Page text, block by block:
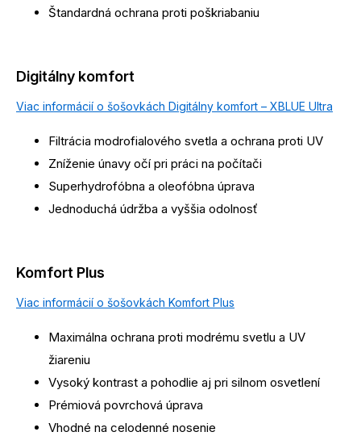
Štandardná ochrana proti poškriabaniu
Digitálny komfort
Viac informácií o šošovkách Digitálny komfort – XBLUE Ultra
Filtrácia modrofialového svetla a ochrana proti UV
Zníženie únavy očí pri práci na počítači
Superhydrofóbna a oleofóbna úprava
Jednoduchá údržba a vyššia odolnosť
Komfort Plus
Viac informácií o šošovkách Komfort Plus
Maximálna ochrana proti modrému svetlu a UV
žiareniu
Vysoký kontrast a pohodlie aj pri silnom osvetlení
Prémiová povrchová úprava
Vhodné na celodenné nosenie